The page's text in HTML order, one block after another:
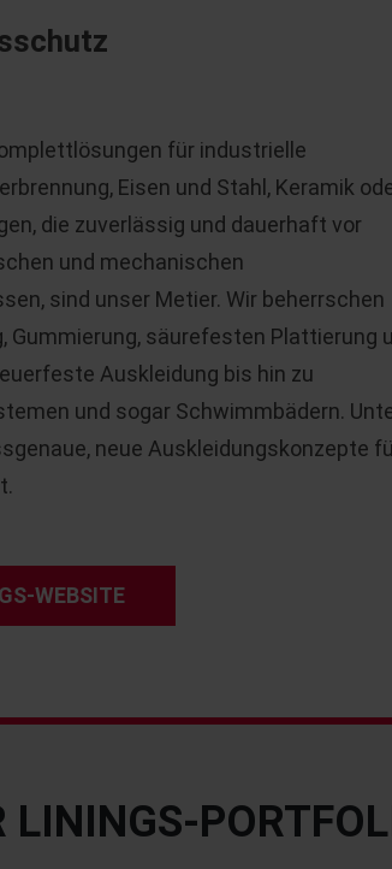
für industrielle
Eisen und Stahl, Keramik
die zuverlässig und dauerhaft vor
und mechanischen
sind unser Metier. Wir beherrschen
Gummierung, säurefesten Plattierung
Auskleidung bis hin zu
und sogar Schwimmbädern.
neue Auskleidungskonzepte
WEBSITE
LININGS-